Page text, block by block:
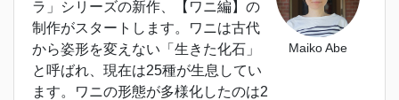
Maiko Abe
ラ」シリーズの新作、【ワニ編】の
制作がスタートします。ワニは古代
から姿形を変えない「生きた化石」
と呼ばれ、現在は25種が生息してい
ます。ワニの形態が多様化したのは2